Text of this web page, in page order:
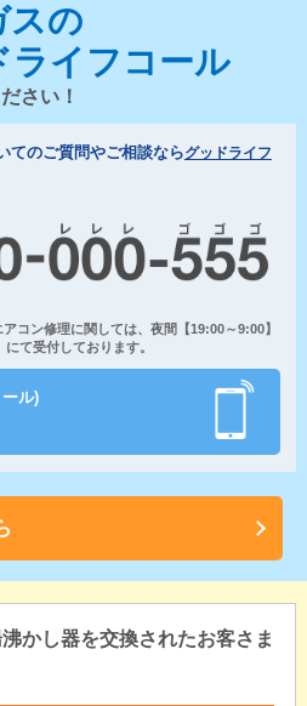
スの
ライフコール
さい！
てのご質問やご相談ならグッドライフ
コン修理に関しては、夜間【19:00～9:00】
て受付しております。
ル)
かし器を交換されたお客さま